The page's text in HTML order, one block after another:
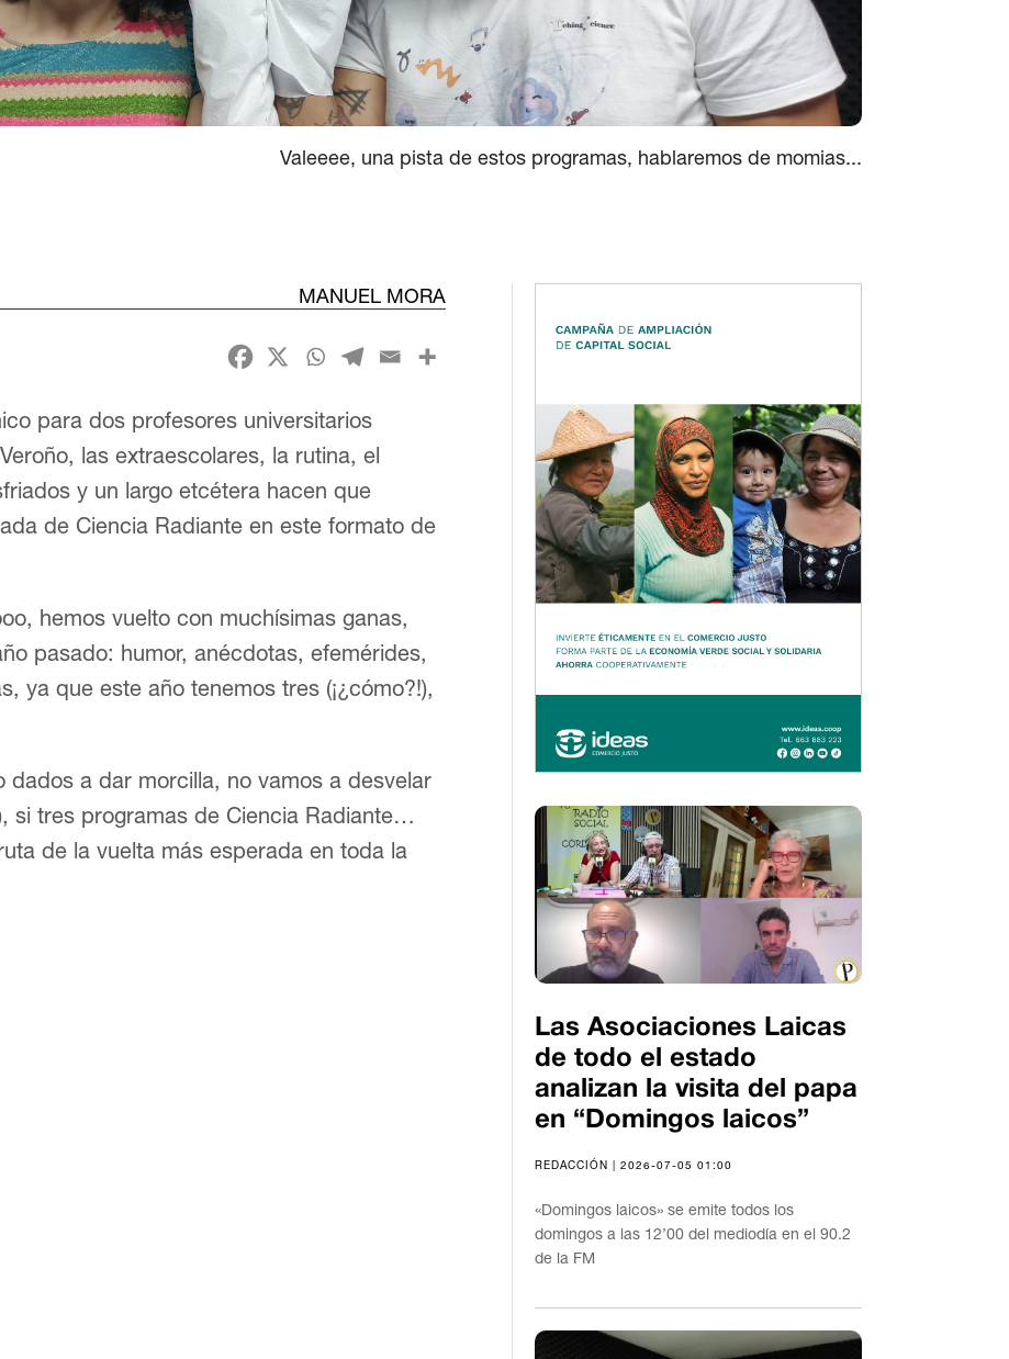
Valeeee, una pista de estos programas, hablaremos de momias...
MANUEL MORA
para dos profesores universitarios
las extraescolares, la rutina, el
y un largo etcétera hacen que
de Ciencia Radiante en este formato de
hemos vuelto con muchísimas ganas,
pasado: humor, anécdotas, efemérides,
ya que este año tenemos tres (¡¿cómo?!),
dados a dar morcilla, no vamos a desvelar
si tres programas de Ciencia Radiante…
de la vuelta más esperada en toda la
Las Asociaciones Laicas
de todo el estado
analizan la visita del papa
en “Domingos laicos”
REDACCIÓN | 2026-07-05 01:00
«Domingos laicos» se emite todos los
domingos a las 12’00 del mediodía en el 90.2
de la FM